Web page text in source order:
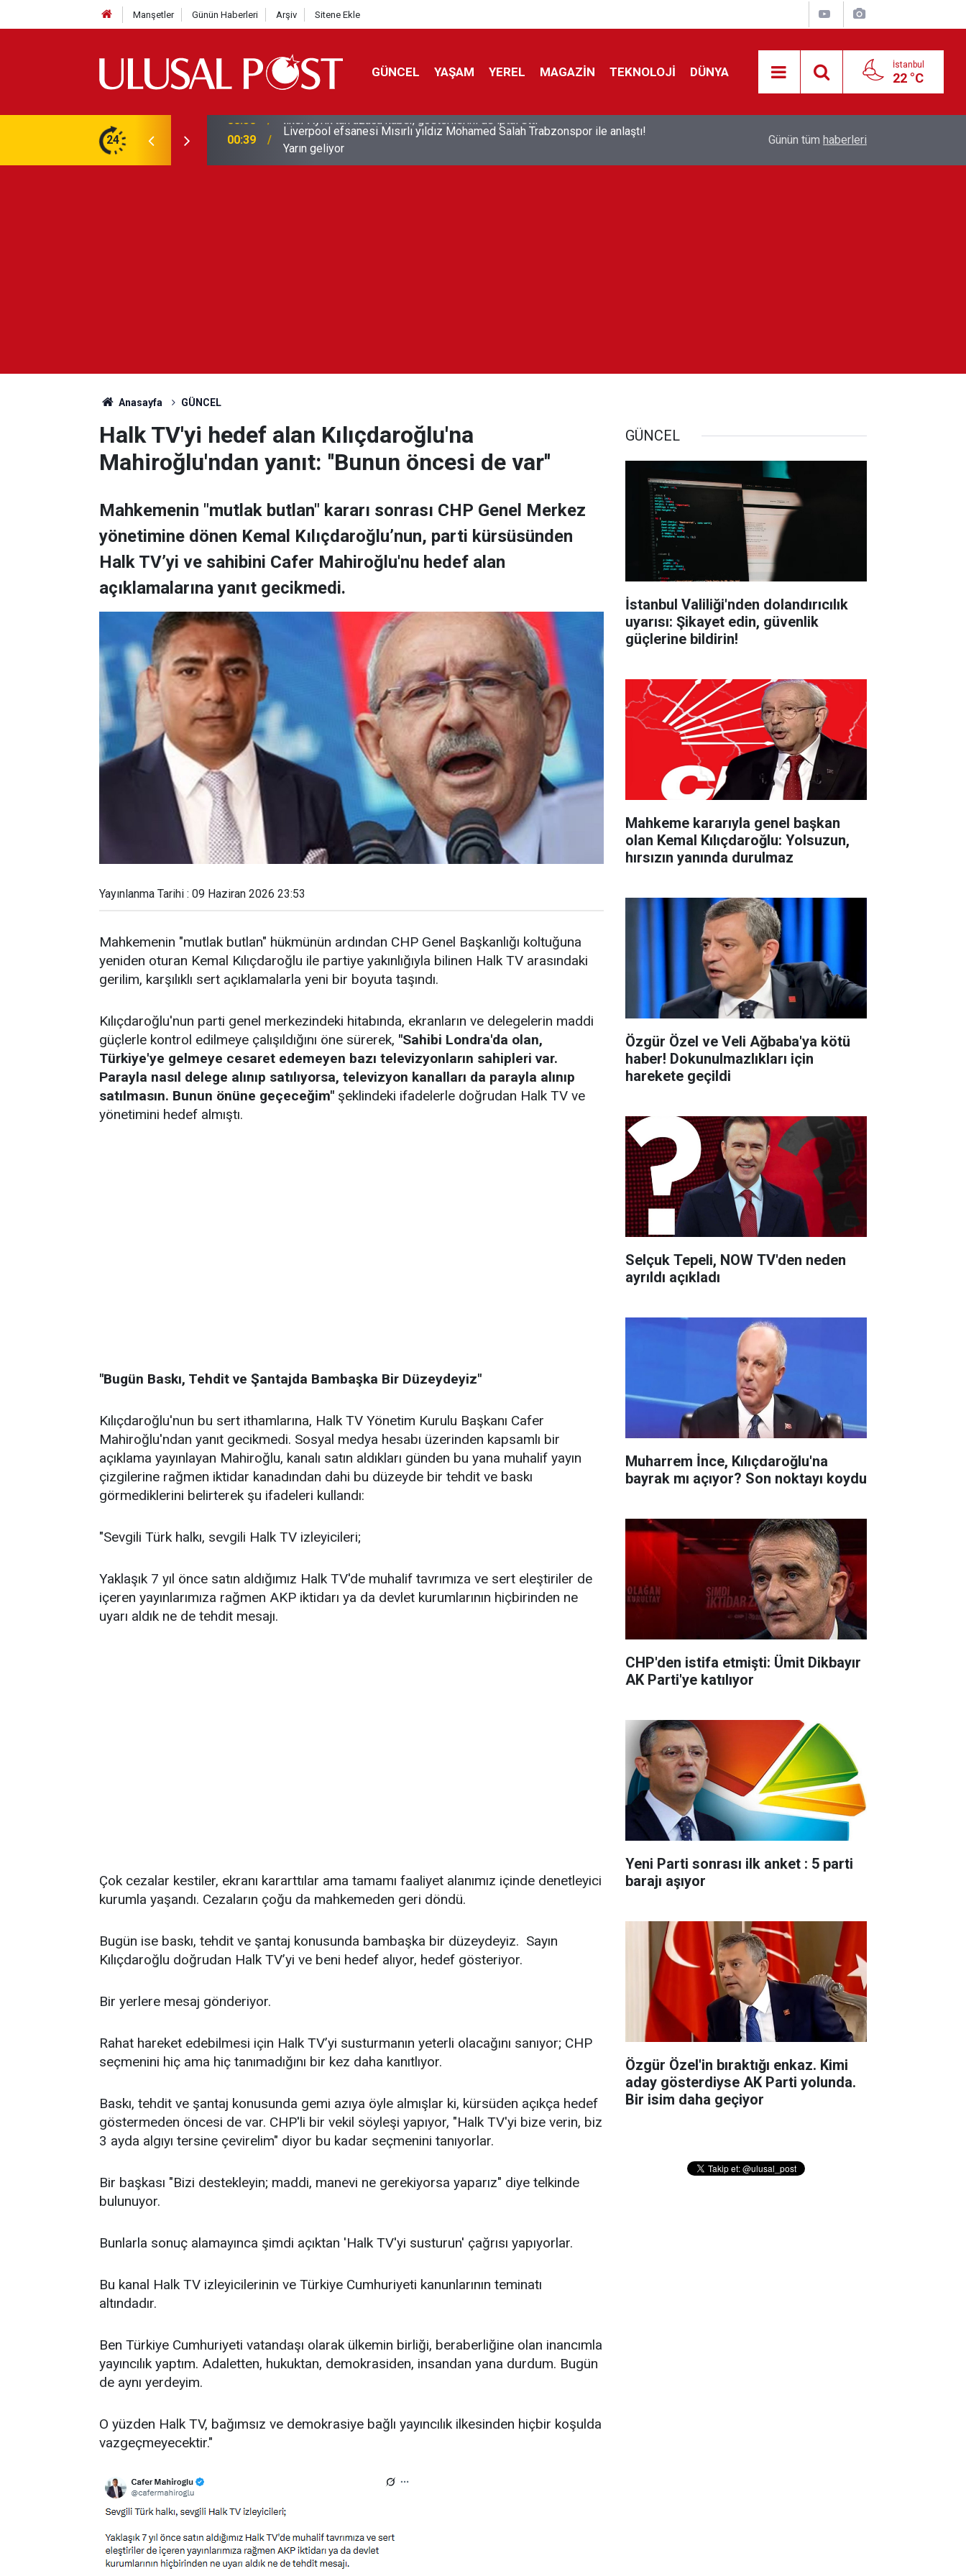
Manşetler Günün Haberleri Arşiv Sitene Ekle
GÜNCEL YAŞAM YEREL MAGAZİN TEKNOLOJİ DÜNYA İstanbul
22 °C
24 00:39
Liverpool efsanesi Mısırlı yıldız Mohamed Salah Trabzonspor ile anlaştı!
Yarın geliyor
Feridun Düzağaç sahnelere ara verdi: ''En az
Günün tüm haberleri
Anasayfa GÜNCEL
Halk TV'yi hedef alan Kılıçdaroğlu'na
Mahiroğlu'ndan yanıt: ''Bunun öncesi de var''
Mahkemenin "mutlak butlan" kararı sonrası CHP Genel Merkez
yönetimine dönen Kemal Kılıçdaroğlu’nun, parti kürsüsünden
Halk TV’yi ve sahibini Cafer Mahiroğlu'nu hedef alan
açıklamalarına yanıt gecikmedi.
Yayınlanma Tarihi : 09 Haziran 2026 23:53
Mahkemenin "mutlak butlan" hükmünün ardından CHP Genel Başkanlığı koltuğuna
yeniden oturan Kemal Kılıçdaroğlu ile partiye yakınlığıyla bilinen Halk TV arasındaki
gerilim, karşılıklı sert açıklamalarla yeni bir boyuta taşındı.
Kılıçdaroğlu'nun parti genel merkezindeki hitabında, ekranların ve delegelerin maddi
güçlerle kontrol edilmeye çalışıldığını öne sürerek, "Sahibi Londra'da olan,
Türkiye'ye gelmeye cesaret edemeyen bazı televizyonların sahipleri var.
Parayla nasıl delege alınıp satılıyorsa, televizyon kanalları da parayla alınıp
satılmasın. Bunun önüne geçeceğim" şeklindeki ifadelerle doğrudan Halk TV ve
yönetimini hedef almıştı.
"Bugün Baskı, Tehdit ve Şantajda Bambaşka Bir Düzeydeyiz"
Kılıçdaroğlu'nun bu sert ithamlarına, Halk TV Yönetim Kurulu Başkanı Cafer
Mahiroğlu'ndan yanıt gecikmedi. Sosyal medya hesabı üzerinden kapsamlı bir
açıklama yayınlayan Mahiroğlu, kanalı satın aldıkları günden bu yana muhalif yayın
çizgilerine rağmen iktidar kanadından dahi bu düzeyde bir tehdit ve baskı
görmediklerini belirterek şu ifadeleri kullandı:
"Sevgili Türk halkı, sevgili Halk TV izleyicileri;
Yaklaşık 7 yıl önce satın aldığımız Halk TV'de muhalif tavrımıza ve sert eleştiriler de
içeren yayınlarımıza rağmen AKP iktidarı ya da devlet kurumlarının hiçbirinden ne
uyarı aldık ne de tehdit mesajı.
Çok cezalar kestiler, ekranı kararttılar ama tamamı faaliyet alanımız içinde denetleyici
kurumla yaşandı. Cezaların çoğu da mahkemeden geri döndü.
Bugün ise baskı, tehdit ve şantaj konusunda bambaşka bir düzeydeyiz. Sayın
Kılıçdaroğlu doğrudan Halk TV’yi ve beni hedef alıyor, hedef gösteriyor.
Bir yerlere mesaj gönderiyor.
Rahat hareket edebilmesi için Halk TV’yi susturmanın yeterli olacağını sanıyor; CHP
seçmenini hiç ama hiç tanımadığını bir kez daha kanıtlıyor.
Baskı, tehdit ve şantaj konusunda gemi azıya öyle almışlar ki, kürsüden açıkça hedef
göstermeden öncesi de var. CHP'li bir vekil söyleşi yapıyor, "Halk TV'yi bize verin, biz
3 ayda algıyı tersine çevirelim" diyor bu kadar seçmenini tanıyorlar.
Bir başkası "Bizi destekleyin; maddi, manevi ne gerekiyorsa yaparız" diye telkinde
bulunuyor.
Bunlarla sonuç alamayınca şimdi açıktan 'Halk TV'yi susturun' çağrısı yapıyorlar.
Bu kanal Halk TV izleyicilerinin ve Türkiye Cumhuriyeti kanunlarının teminatı
altındadır.
Ben Türkiye Cumhuriyeti vatandaşı olarak ülkemin birliği, beraberliğine olan inancımla
yayıncılık yaptım. Adaletten, hukuktan, demokrasiden, insandan yana durdum. Bugün
de aynı yerdeyim.
O yüzden Halk TV, bağımsız ve demokrasiye bağlı yayıncılık ilkesinden hiçbir koşulda
vazgeçmeyecektir."
GÜNCEL
İstanbul Valiliği'nden dolandırıcılık
uyarısı: Şikayet edin, güvenlik
güçlerine bildirin!
Mahkeme kararıyla genel başkan
olan Kemal Kılıçdaroğlu: Yolsuzun,
hırsızın yanında durulmaz
Özgür Özel ve Veli Ağbaba'ya kötü
haber! Dokunulmazlıkları için
harekete geçildi
Selçuk Tepeli, NOW TV'den neden
ayrıldı açıkladı
Muharrem İnce, Kılıçdaroğlu'na
bayrak mı açıyor? Son noktayı koydu
CHP'den istifa etmişti: Ümit Dikbayır
AK Parti'ye katılıyor
Yeni Parti sonrası ilk anket : 5 parti
barajı aşıyor
Özgür Özel'in bıraktığı enkaz. Kimi
aday gösterdiyse AK Parti yolunda.
Bir isim daha geçiyor